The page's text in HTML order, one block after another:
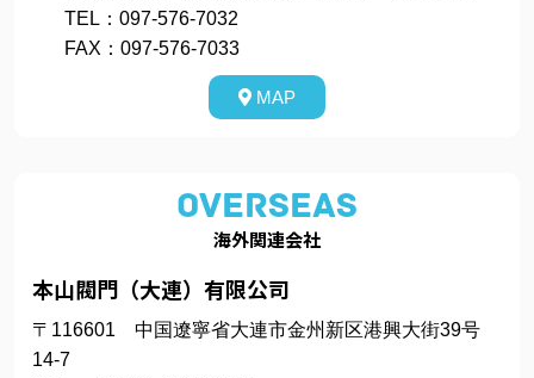
TEL：097-576-7032
FAX：097-576-7033
MAP
OVERSEAS
海外関連会社
本山閥門（大連）有限公司
〒116601 中国遼寧省大連市金州新区港興大街39号
14-7